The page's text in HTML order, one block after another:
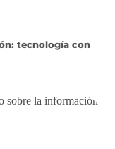
tecnología con